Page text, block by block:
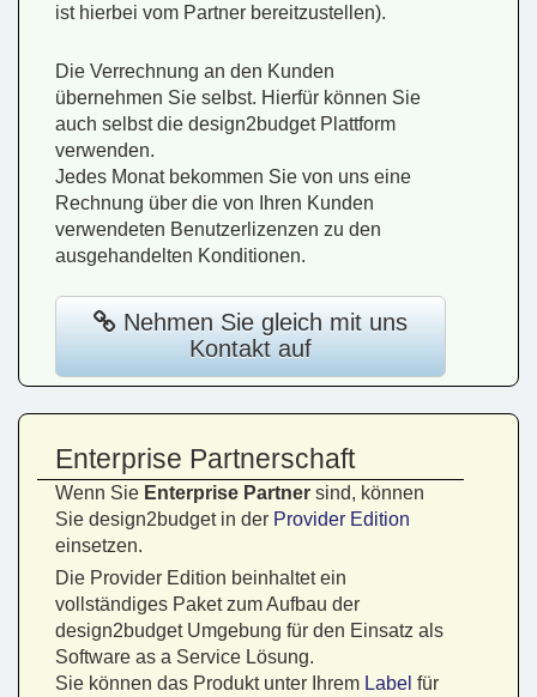
ist hierbei vom Partner bereitzustellen).
Die Verrechnung an den Kunden
übernehmen Sie selbst. Hierfür können Sie
auch selbst die design2budget Plattform
verwenden.
Jedes Monat bekommen Sie von uns eine
Rechnung über die von Ihren Kunden
verwendeten Benutzerlizenzen zu den
ausgehandelten Konditionen.
Kontakt auf
Enterprise Partnerschaft
Wenn Sie Enterprise Partner sind, können
Sie design2budget in der Provider Edition
einsetzen.
Die Provider Edition beinhaltet ein
vollständiges Paket zum Aufbau der
design2budget Umgebung für den Einsatz als
Software as a Service Lösung.
Sie können das Produkt unter Ihrem Label für